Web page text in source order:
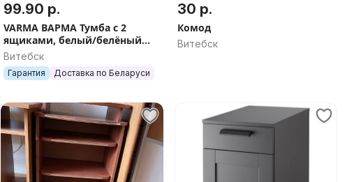
99.90 р.
VARMA ВАРМА Тумба с 2
ящиками, белый/белёный
дуб/чёрно-коричневый
40x54х40 см
Витебск
Гарантия Доставка по Беларуси
30 р.
Комод
Витебск